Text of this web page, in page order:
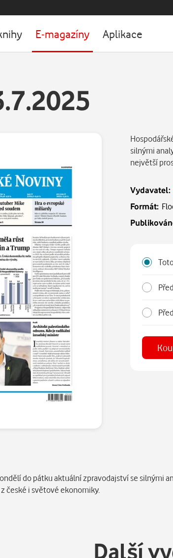
E-magazíny Aplikace
silnými
největší
Vydavatel:
Formát:
do pátku aktuální zpravodajství se silnými
české i světové ekonomiky.
Další